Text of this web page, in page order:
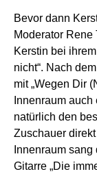
Bevor dann
Moderator
Kerstin bei
nicht“. Nach
mit „Wegen Dir
Innenraum
natürlich den
Zuschauer
Innenraum
Gitarre „Die